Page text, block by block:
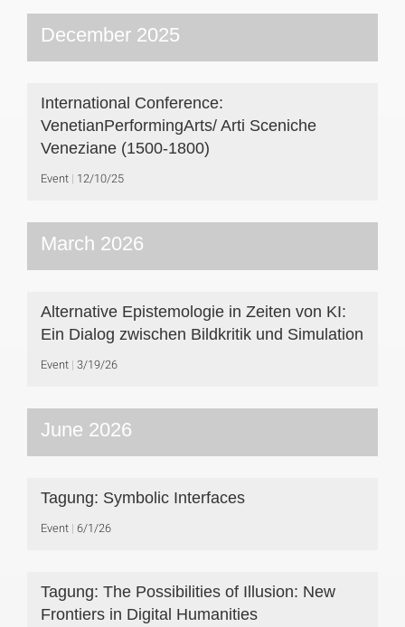
December 2025
International Conference:
VenetianPerformingArts/ Arti Sceniche
Veneziane (1500-1800)
Event 12/10/25
March 2026
Alternative Epistemologie in Zeiten von KI:
Ein Dialog zwischen Bildkritik und Simulation
Event 3/19/26
June 2026
Tagung: Symbolic Interfaces
Event 6/1/26
Tagung: The Possibilities of Illusion: New
Frontiers in Digital Humanities